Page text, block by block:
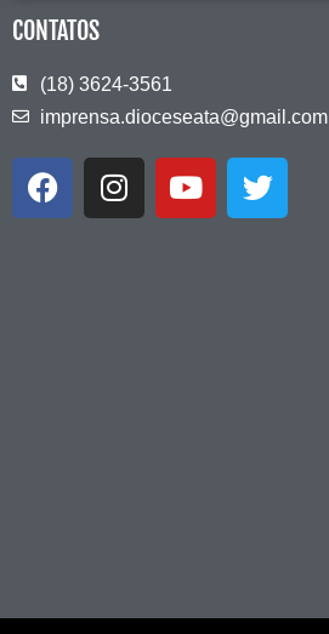
CONTATOS
(18) 3624-3561
imprensa.dioceseata@gmail.com